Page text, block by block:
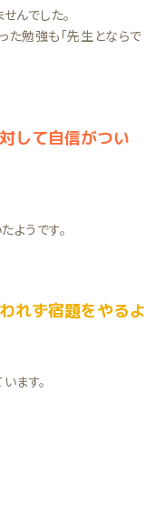
んでした。
た勉強も「先生とならで
して自信がつい
ようです。
れず宿題をやるよ
ます。